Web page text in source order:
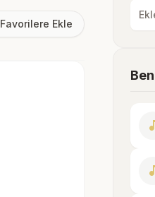
Favorilere Ekle